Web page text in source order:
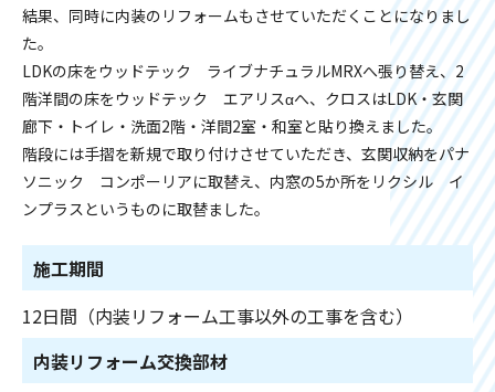
結果、同時に内装のリフォームもさせていただくことになりまし
た。
LDKの床をウッドテック ライブナチュラルMRXへ張り替え、2
階洋間の床をウッドテック エアリスαへ、クロスはLDK・玄関
廊下・トイレ・洗面2階・洋間2室・和室と貼り換えました。
階段には手摺を新規で取り付けさせていただき、玄関収納をパナ
ソニック コンポーリアに取替え、内窓の5か所をリクシル イ
ンプラスというものに取替ました。
施工期間
12日間（内装リフォーム工事以外の工事を含む）
内装リフォーム交換部材